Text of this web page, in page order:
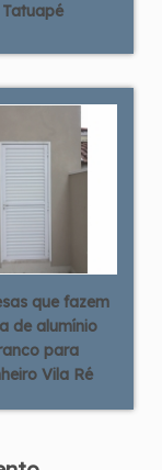
Tatuapé
que fazem
de alumínio
para
Vila Ré